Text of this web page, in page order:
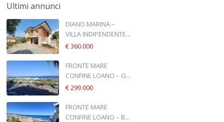
Ultimi annunci
DIANO MARINA –
VILLA INDIPENDENTE...
€ 360.000
FRONTE MARE
CONFINE LOANO – G...
€ 299.000
FRONTE MARE
CONFINE LOANO – B...